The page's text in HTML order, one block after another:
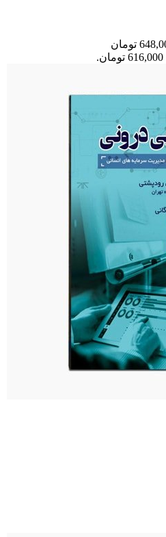
قیمت اصلی: 648,000 تومان